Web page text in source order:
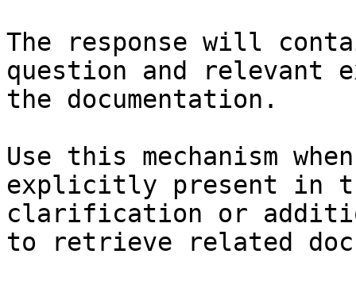
The response will
question and relevant
the documentation.
Use this mechanism
explicitly present in
clarification or